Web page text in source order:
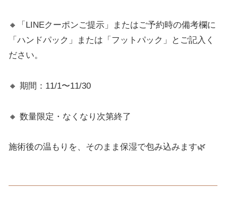
🔸「LINEクーポンご提示」またはご予約時の備考欄に
「ハンドパック」または「フットパック」とご記入く
ださい。
🔸 期間：11/1〜11/30
🔸 数量限定・なくなり次第終了
施術後の温もりを、そのまま保湿で包み込みます🌿